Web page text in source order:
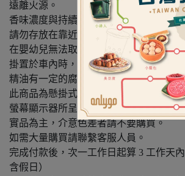
遠離火源。
香味濃度與持續時間，視空間大小、環
請勿存放在靠近火源、陽光直射、高溫
在嬰幼兒無法取到的地方。
掛置於車內時，請掛於不阻礙開車視線的
精油有一定的腐蝕性，請勿長時間照射
此商品為懸掛式商品，不建議長時間與包
螢幕顯示器所呈現的商品照可能會產生
實品為主，介意色差者請不要購買。
如需大量購買請聯繫客服人員。
完成付款後，次一工作日起算 3 工作天
含假日）